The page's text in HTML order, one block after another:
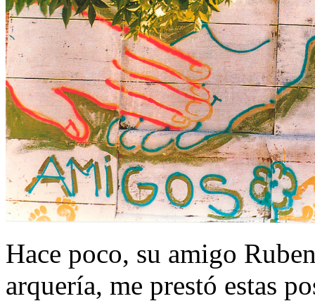
Hace poco, su amigo
arquería, me prestó estas